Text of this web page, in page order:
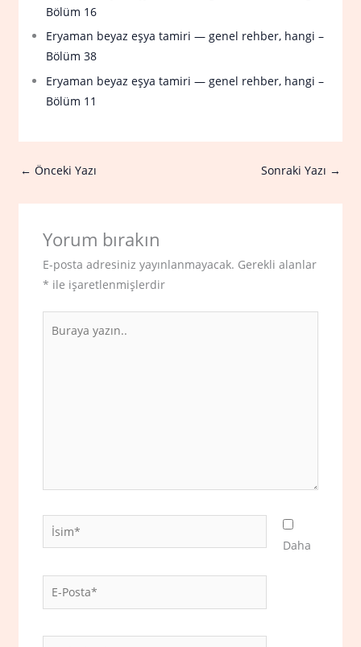
Bölüm 16
Eryaman beyaz eşya tamiri — genel rehber, hangi –
Bölüm 38
Eryaman beyaz eşya tamiri — genel rehber, hangi –
Bölüm 11
← Önceki Yazı Sonraki Yazı →
Yorum bırakın
E-posta adresiniz yayınlanmayacak. Gerekli alanlar
* ile işaretlenmişlerdir
İsim*
Posta*
Daha